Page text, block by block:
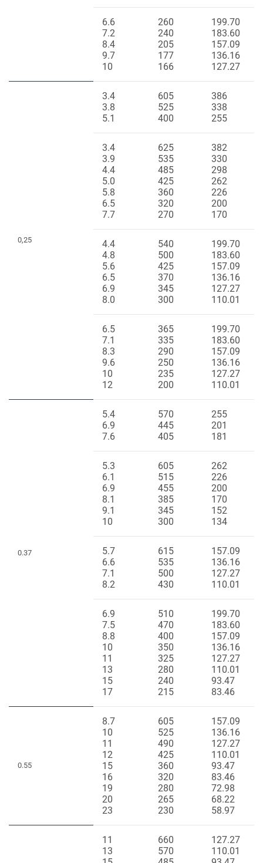
6.6
7.2
8.4
9.7
10
260
240
205
177
166
199.70
183.60
157.09
136.16
127.27
0,25
3.4
3.8
5.1
605
525
400
386
338
255
3.4
3.9
4.4
5.0
5.8
6.5
7.7
625
535
485
425
360
320
270
382
330
298
262
226
200
170
4.4
4.8
5.6
6.5
6.9
8.0
540
500
425
370
345
300
199.70
183.60
157.09
136.16
127.27
110.01
6.5
7.1
8.3
9.6
10
12
365
335
290
250
235
200
199.70
183.60
157.09
136.16
127.27
110.01
0.37
5.4
6.9
7.6
570
445
405
255
201
181
5.3
6.1
6.9
8.1
9.1
10
605
515
455
385
345
300
262
226
200
170
152
134
5.7
6.6
7.1
8.2
615
535
500
430
157.09
136.16
127.27
110.01
6.9
7.5
8.8
10
11
13
15
17
510
470
400
350
325
280
240
215
199.70
183.60
157.09
136.16
127.27
110.01
93.47
83.46
0.55
8.7
10
11
12
15
16
19
20
23
605
525
490
425
360
320
280
265
230
157.09
136.16
127.27
110.01
93.47
83.46
72.98
68.22
58.97
11
13
660
570
127.27
110.01